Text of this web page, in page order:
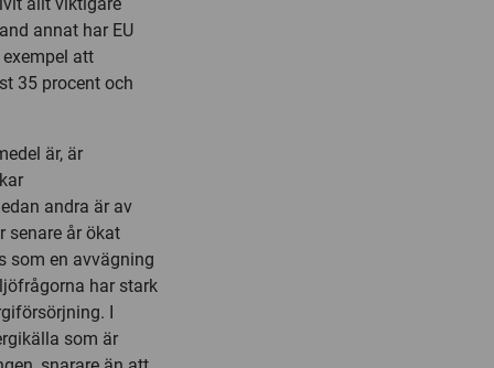
annat har EU
att
35 procent och
är, är
andra är av
senare år ökat
som en avvägning
har stark
I
som är